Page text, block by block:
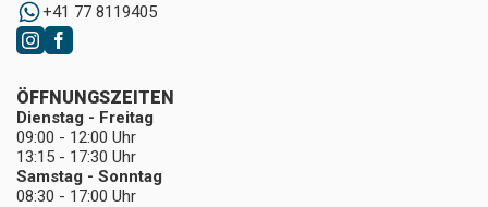
+41 77 8119405
ÖFFNUNGSZEITEN
Dienstag - Freitag
09:00 - 12:00 Uhr
13:15 - 17:30 Uhr
Samstag - Sonntag
08:30 - 17:00 Uhr